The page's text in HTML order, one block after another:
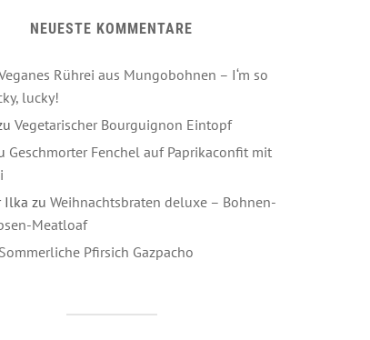
NEUESTE KOMMENTARE
Rührei aus Mungobohnen – I‘m so
lucky!
Vegetarischer Bourguignon Eintopf
Geschmorter Fenchel auf Paprikaconfit mit
Ilka zu Weihnachtsbraten deluxe – Bohnen-
Meatloaf
Sommerliche Pfirsich Gazpacho